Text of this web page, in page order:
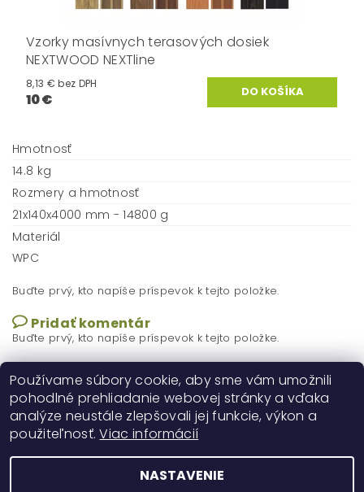
Vzorky masívnych terasových dosiek
NEXTWOOD NEXTline
8,13 € bez DPH
10 €
Hmotnosť
14.8 kg
Rozmery a hmotnosť
21x140x4000 mm - 14800 g
Materiál
WPC
Buďte prvý, kto napíše príspevok k tejto položke.
Pridať komentár
Buďte prvý, kto napíše príspevok k tejto položke.
Používame súbory cookie, aby sme vám umožnili
pohodlné prehliadanie webovej stránky a vďaka
analýze neustále zlepšovali jej funkcie, výkon a
použiteľnosť.Viac informácií
NASTAVENIE